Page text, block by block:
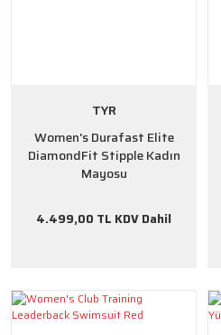
TYR
Women's Durafast Elite
DiamondFit Stipple Kadın
Mayosu
4.499,00 TL KDV Dahil